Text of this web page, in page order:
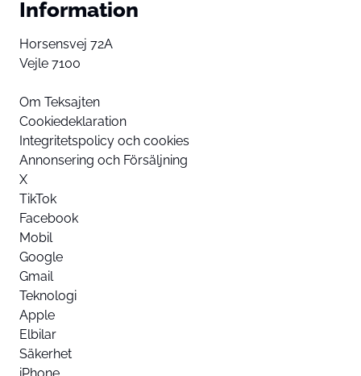
Information
Horsensvej 72A
Vejle 7100
Om Teksajten
Cookiedeklaration
Integritetspolicy och cookies
Annonsering och Försäljning
X
TikTok
Facebook
Mobil
Google
Gmail
Teknologi
Apple
Elbilar
Säkerhet